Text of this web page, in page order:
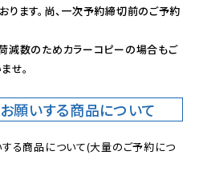
ります。尚、一次予約締切前のご予約
減数のためカラーコピーの場合もご
せ。
願いする商品について
る商品について(大量のご予約につ